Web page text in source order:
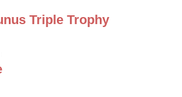
Triple Trophy